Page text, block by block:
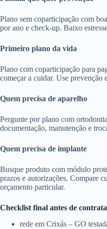
Plano sem coparticipação com
por ano e check-up. Baixo
Primeiro plano da vida
Plano com coparticipação para
começar a cuidar. Use prevenção
Quem precisa de aparelho
Pergunte por plano com
documentação, manutenção e
Quem precisa de implante
Busque produto com módulo
prazos e autorizações. Compare
orçamento particular.
Checklist final antes de
rede em Crixás – GO